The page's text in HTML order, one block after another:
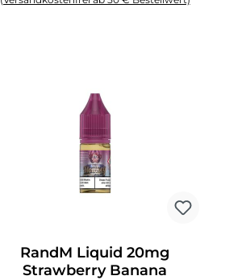
RandM Liquid 20mg
Strawberry Banana